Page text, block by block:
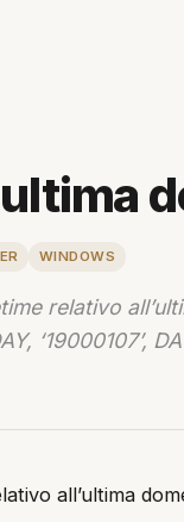
ultima
WINDOWS
relativo
‘19000107’,
all’ultima